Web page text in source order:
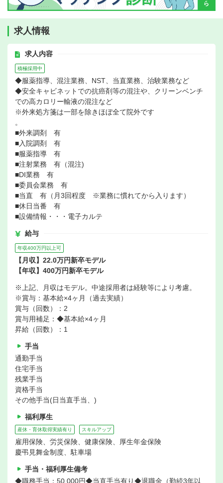
求人情報
求人内容
積極採用中
◆服薬指導、混注業務、NST、当直業務、治験業務など
◆安全キャビネットでの抗癌剤等の混注や、クリーンベンチ
での高カロリー輸液の混注など
※外来処方箋は一部を除きほぼ全て院外です
。
■外来調剤 有
■入院調剤 有
■服薬指導 有
■注射業務 有（混注)
■DI業務 有
■委員会業務 有
■当直 有（月3回程度 ※業務に慣れてから入ります）
■休日当番 有
■設備情報・・・電子カルテ
給与
年収400万円以上可
【月収】22.0万円新卒モデル
【年収】400万円新卒モデル
※上記、月収はモデル。中途採用者は経験等により考慮。
※賞与：基本給×4ヶ月（過去実績）
賞与（回数）：2
賞与用補足：◆基本給×4ヶ月
昇給（回数）：1
手当
通勤手当
住宅手当
残業手当
資格手当
その他手当(日当直手当、)
福利厚生
産休・育休取得実績有り スキルアップ
雇用保険、労災保険、健康保険、厚生年金保険
慶弔見舞金制度、駐車場
手当・福利厚生備考
◆職務手当：50,000円◆当直手当有り◆退職金（勤続3年以